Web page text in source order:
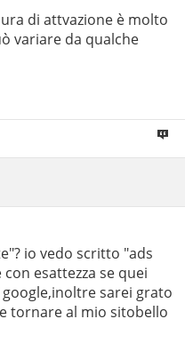
di attvazione è molto
variare da qualche
io vedo scritto "ads
esattezza se quei
sarei grato
tornare al mio sitobello